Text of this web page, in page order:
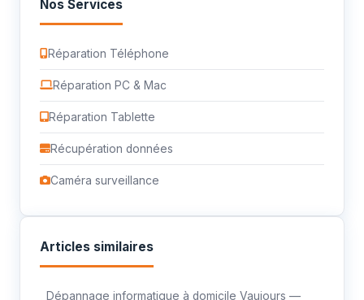
Nos Services
Réparation Téléphone
Réparation PC & Mac
Réparation Tablette
Récupération données
Caméra surveillance
Articles similaires
Dépannage informatique à domicile Vaujours —